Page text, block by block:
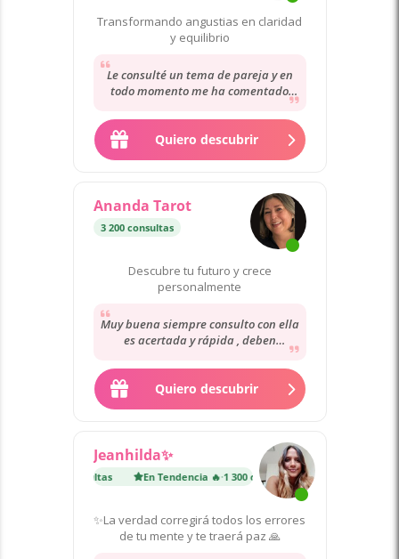
Transformando angustias en claridad
y equilibrio
Le consulté un tema de pareja y en
todo momento me ha comentado
con claridad y muchísima empatía
para entender...
Quiero descubrir
Ananda Tarot
3 200 consultas
Descubre tu futuro y crece
personalmente
Muy buena siempre consulto con ella
es acertada y rápida , deben
dicho la verdad
Quiero descubrir
Jeanhilda✨
1 300 consultas En Tendencia 🔥 1 300 consultas
✨La verdad corregirá todos los errores
de tu mente y te traerá paz 🙏